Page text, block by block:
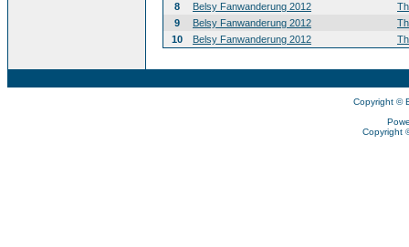
8
Belsy Fanwanderung 2012
9
Belsy Fanwanderung 2012
10
Belsy Fanwanderung 2012
Copyright ©
Copyright